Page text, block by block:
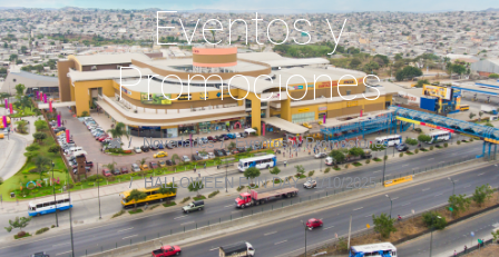
Eventos y
Promociones
Novedades Eventos y Promociones
HALLOWEEN FUN DAY 31/10/2025